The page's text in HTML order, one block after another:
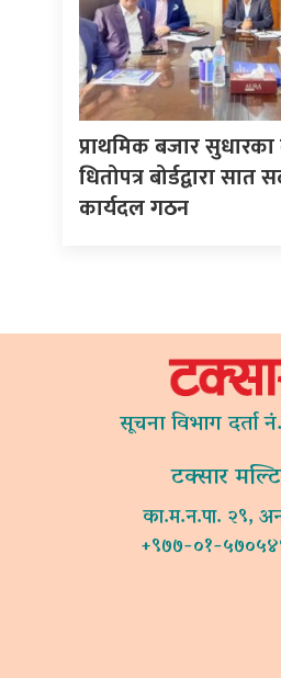
प्राथमिक बजार
धितोपत्र बोर्डद्वारा सात
कार्यदल गठन
सूचना विभाग दर्ता
टक्सार
का.म.न.पा. २९,
+९७७-०१-